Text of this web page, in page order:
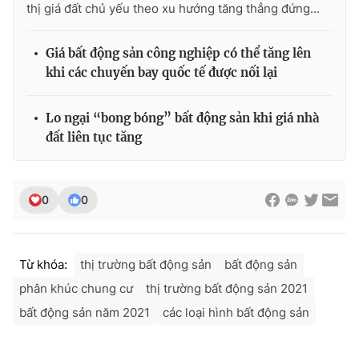
thị giá đất chủ yếu theo xu hướng tăng thẳng đứng...
Giá bất động sản công nghiệp có thể tăng lên
khi các chuyến bay quốc tế được nối lại
Lo ngại “bong bóng” bất động sản khi giá nhà
đất liên tục tăng
0 0
Từ khóa: thị trường bất động sản
bất động sản
phân khúc chung cư
thị trường bất động sản 2021
bất động sản năm 2021
các loại hình bất động sản